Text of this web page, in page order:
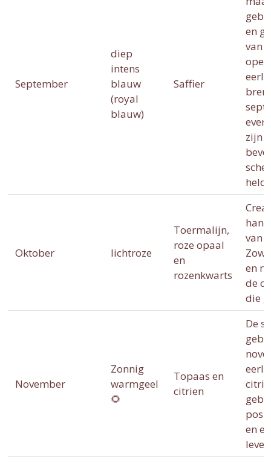
September
diep
intens
blauw
(royal
blauw)
Saffier
en
van
zijn
Oktober lichtroze
Toermalijn,
roze opaal
en
rozenkwarts
van
en
de
die
November
Zonnig
warmgeel
🌻
Topaas en
citrien
De
en